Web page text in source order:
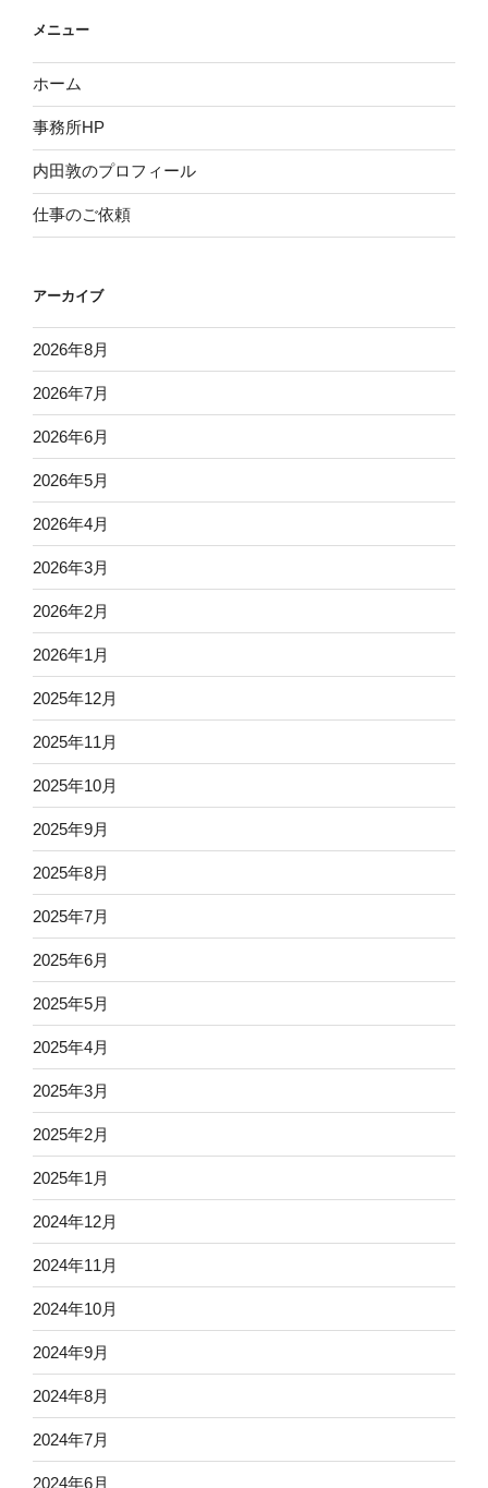
メニュー
ホーム
事務所HP
内田敦のプロフィール
仕事のご依頼
アーカイブ
2026年8月
2026年7月
2026年6月
2026年5月
2026年4月
2026年3月
2026年2月
2026年1月
2025年12月
2025年11月
2025年10月
2025年9月
2025年8月
2025年7月
2025年6月
2025年5月
2025年4月
2025年3月
2025年2月
2025年1月
2024年12月
2024年11月
2024年10月
2024年9月
2024年8月
2024年7月
2024年6月